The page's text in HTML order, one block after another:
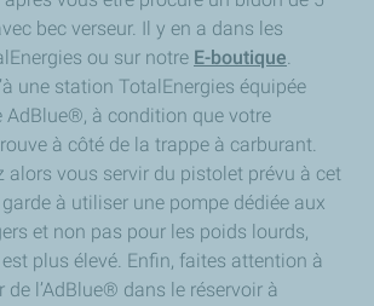
bec verseur. Il y en a dans les
ou sur notre E-boutique.
une station TotalEnergies équipée
AdBlue®, à condition que votre
à côté de la trappe à carburant.
alors vous servir du pistolet prévu à cet
à utiliser une pompe dédiée aux
et non pas pour les poids lourds,
plus élevé. Enfin, faites attention à
de l’AdBlue® dans le réservoir à